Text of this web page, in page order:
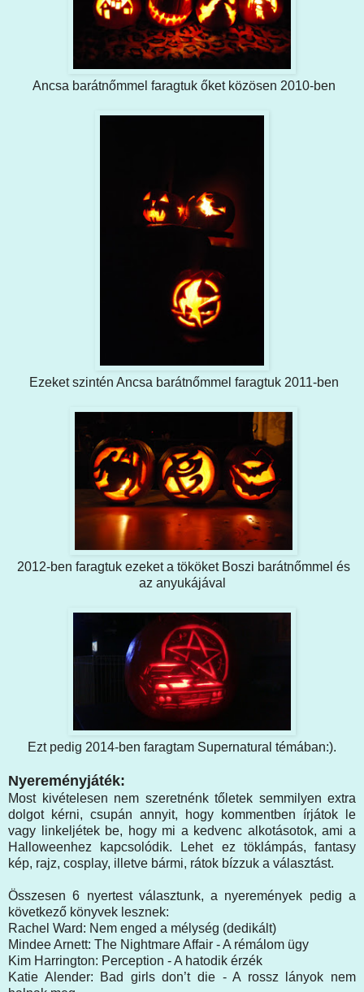
Ancsa barátnőmmel faragtuk őket közösen 2010-ben
Ezeket szintén Ancsa barátnőmmel faragtuk 2011-ben
2012-ben faragtuk ezeket a tököket Boszi barátnőmmel és
az anyukájával
Ezt pedig 2014-ben faragtam Supernatural témában:).
Nyereményjáték:
Most kivételesen nem szeretnénk tőletek semmilyen extra
dolgot kérni, csupán annyit, hogy kommentben írjátok le
vagy linkeljétek be, hogy mi a kedvenc alkotásotok, ami a
Halloweenhez kapcsolódik. Lehet ez töklámpás, fantasy
kép, rajz, cosplay, illetve bármi, rátok bízzuk a választást.
Összesen 6 nyertest választunk, a nyeremények pedig a
következő könyvek lesznek:
Rachel Ward: Nem enged a mélység (dedikált)
Mindee Arnett: The Nightmare Affair - A rémálom ügy
Kim Harrington: Perception - A hatodik érzék
Katie Alender: Bad girls don’t die - A rossz lányok nem